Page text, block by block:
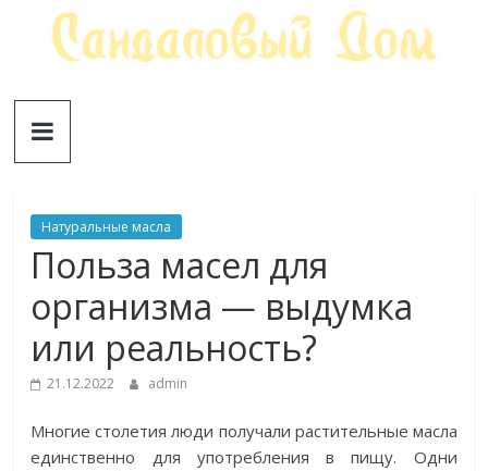
Сандаловый
Натуральные масла
Польза масел для
организма — выдумка
или реальность?
21.12.2022 admin
Многие столетия люди получали растительные масла
единственно для употребления в пищу. Одни